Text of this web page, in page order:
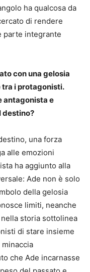
ha qualcosa da
di rendere
parte integrante
con una gelosia
tra i protagonisti.
antagonista e
destino?
una forza
alle emozioni
ha aggiunto alla
Ade non è solo
della gelosia
limiti, neanche
storia sottolinea
di stare insieme
che Ade incarnasse